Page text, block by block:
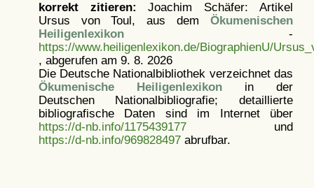
korrekt zitieren: Joachim Schäfer: Artikel
Ursus von Toul, aus dem Ökumenischen
Heiligenlexikon-
https://www.heiligenlexikon.de/BiographienU/
, abgerufen am 9. 8. 2026
Die Deutsche Nationalbibliothek verzeichnet das
Ökumenische Heiligenlexikonin der
Deutschen Nationalbibliografie; detaillierte
bibliografische Daten sind im Internet über
https://d-nb.info/1175439177und
https://d-nb.info/969828497abrufbar.